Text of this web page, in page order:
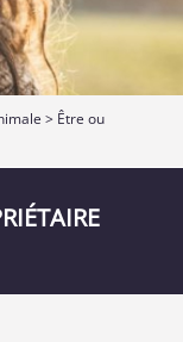
> Être ou